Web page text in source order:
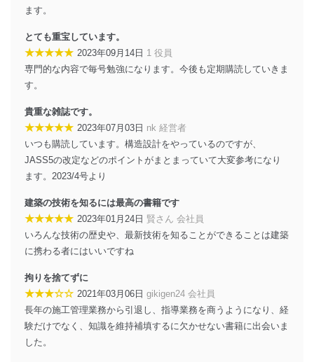
者を識別・認証しています。
外部からの不正アクセス等の防止
個人データを取り扱う機器等のオペレーティング
ソフトウェア等を導入し、自動更新 機能等の活用
により、これを最新状態としています。
情報システムの使用に伴う漏洩等の防止
メール等により個人データの含まれるファイルを
送信する場合に、当該ファイルへのパスワードを
個人情報保護マネジメントシステムの継続的改善
当社は、内部監査及びマネジメントレビューの機会を通
じて、個人情報保護マネジメントシステムを継続的に改
苦情及び相談受付け窓口
貴殿の個人情報及び当社の個人情報保護マネジメントシ
ステムに関するご相談及び苦情については以下までご連
絡ください。
ます。
とても重宝しています。
★★★★★ 2023年09月14日 1 役員
専門的な内容で毎号勉強になります。今後も定期購読していきま
す。
貴重な雑誌です。
★★★★★ 2023年07月03日 nk 経営者
いつも購読しています。構造設計をやっているのですが、
JASS5の改定などのポイントがまとまっていて大変参考になり
ます。2023/4号より
建築の技術を知るには最高の書籍です
★★★★★ 2023年01月24日 賢さん 会社員
いろんな技術の歴史や、最新技術を知ることができることは建築
に携わる者にはいいですね
拘りを捨てずに
★★★☆☆ 2021年03月06日 gikigen24 会社員
長年の施工管理業務から引退し、指導業務を商うようになり、経
験だけでなく、知識を維持補填するに欠かせない書籍に出会いま
した。